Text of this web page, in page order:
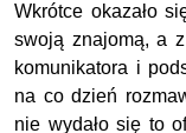
Wkrótce okazało
swoją znajomą, a
komunikatora i
na co dzień
nie wydało się to